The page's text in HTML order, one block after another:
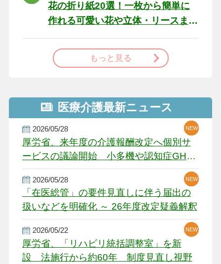
花の折り紙20選！一枚から簡単に
作れる可愛い花や立体・リースま
もっと見る
医療介護最新ニュース
2026/05/28
厚労省、来年度の介護報酬改定へ個別サ
ービスの議論開始 小多機や認知症GH、
厳しい経営環境に危機感
NEW
NEW
NEW
2026/05/28
「在医総管」の要件見直しに伴う届出の
扱いなどを明確化 ～ 26年度改定疑義解釈
NEW
NEW
2026/05/22
厚労省、「リハビリ統括調整室」を新
設 法施行から約60年 制度見直し視野
NEW